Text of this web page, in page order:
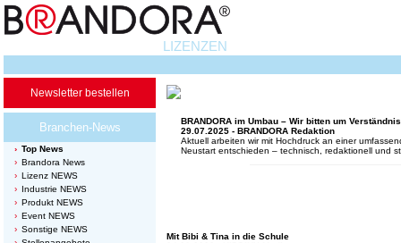
LIZENZEN
Newsletter bestellen
Branchen-News
Top News
Brandora News
Lizenz NEWS
Industrie NEWS
Produkt NEWS
Event NEWS
Sonstige NEWS
BRANDORA im Umbau – Wir bitten um Verständnis
29.07.2025 - BRANDORA Redaktion
Aktuell arbeiten wir mit Hochdruck an einer
Neustart entschieden – technisch, redaktionell und
Mit Bibi & Tina in die Schule